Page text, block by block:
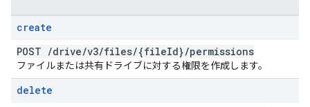
create
POST /drive/v3/files/{fileId}/permissions
ファイルまたは共有ドライブに対する権限を作成します。
delete